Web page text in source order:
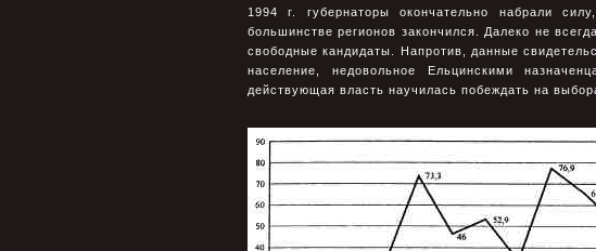
1994 г. губернаторы окончательно набрали
большинстве регионов закончился. Далеко не
свободные кандидаты. Напротив, данные
население, недовольное Ельцинскими
действующая власть научилась побеждать на